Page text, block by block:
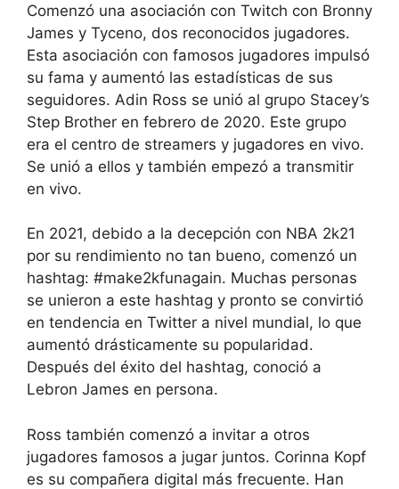
Comenzó una asociación con Twitch con Bronny
James y Tyceno, dos reconocidos jugadores.
Esta asociación con famosos jugadores impulsó
su fama y aumentó las estadísticas de sus
seguidores. Adin Ross se unió al grupo Stacey’s
Step Brother en febrero de 2020. Este grupo
era el centro de streamers y jugadores en vivo.
Se unió a ellos y también empezó a transmitir
en vivo.
En 2021, debido a la decepción con NBA 2k21
por su rendimiento no tan bueno, comenzó un
hashtag: #make2kfunagain. Muchas personas
se unieron a este hashtag y pronto se convirtió
en tendencia en Twitter a nivel mundial, lo que
aumentó drásticamente su popularidad.
Después del éxito del hashtag, conoció a
Lebron James en persona.
Ross también comenzó a invitar a otros
jugadores famosos a jugar juntos. Corinna Kopf
es su compañera digital más frecuente. Han